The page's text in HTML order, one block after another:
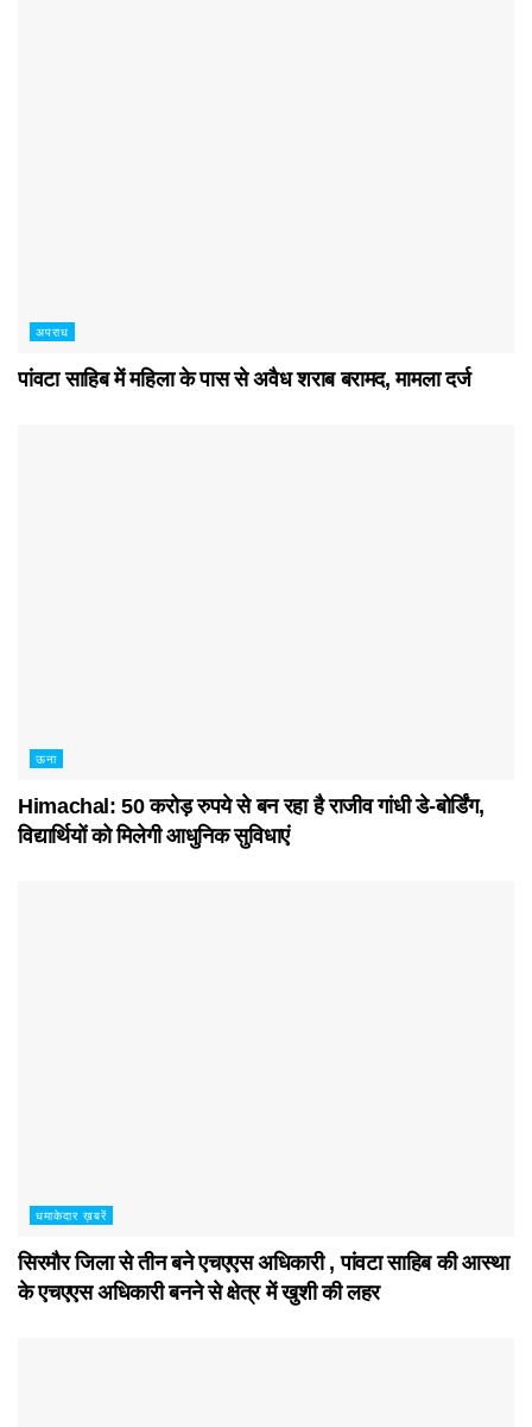
अपराध
पांवटा साहिब में महिला के पास से अवैध शराब बरामद, मामला दर्ज
ऊना
Himachal: 50 करोड़ रुपये से बन रहा है राजीव गांधी डे-बोर्डिंग,
विद्यार्थियों को मिलेगी आधुनिक सुविधाएं
धमाकेदार ख़बरें
सिरमौर जिला से तीन बने एचएएस अधिकारी , पांवटा साहिब की आस्था
के एचएएस अधिकारी बनने से क्षेत्र में खुशी की लहर